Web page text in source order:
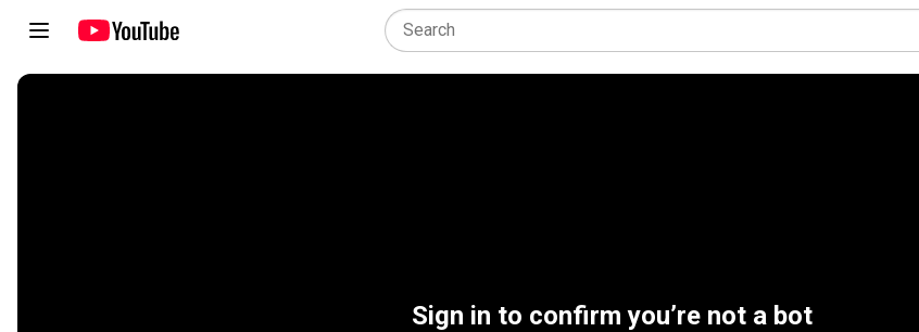
Sign in to confirm you’re not a bot